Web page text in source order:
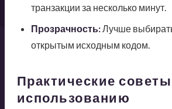
транзакции за несколько минут.
Прозрачность:Лучше
открытым исходным кодом.
Практические
использованию